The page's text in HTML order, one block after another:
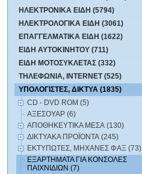
ΗΛΕΚΤΡΟΝΙΚΑ ΕΙΔΗ (5794)
ΗΛΕΚΤΡΟΛΟΓΙΚΑ ΕΙΔΗ (3061)
ΕΠΑΓΓΕΛΜΑΤΙΚΑ ΕΙΔΗ (1622)
ΕΙΔΗ ΑΥΤΟΚΙΝΗΤΟΥ (711)
ΕΙΔΗ ΜΟΤΟΣΥΚΛΕΤΑΣ (332)
ΤΗΛΕΦΩΝΙΑ, INTERNET (525)
ΥΠΟΛΟΓΙΣΤΕΣ, ΔΙΚΤΥΑ (1835)
CD - DVD ROM (5)
ΑΞΕΣΟΥΑΡ (6)
ΑΠΟΘΗΚΕΥΤΙΚΑ ΜΕΣΑ (130)
ΔΙΚΤΥΑΚΑ ΠΡΟΪΟΝΤΑ (245)
ΕΚΤΥΠΩΤΕΣ, ΜΗΧΑΝΕΣ ΦΑΞ (73)
ΕΞΑΡΤΗΜΑΤΑ ΓΙΑ ΚΟΝΣΟΛΕΣ
ΠΑΙΧΝΙΔΙΩΝ (7)